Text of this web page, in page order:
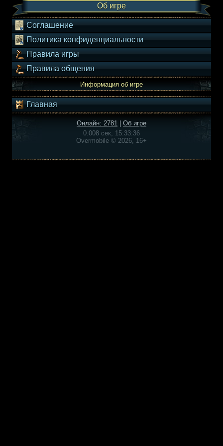
Об игре
Соглашение
Политика конфиденциальности
Правила игры
Правила общения
Информация об игре
Главная
Онлайн: 2781
Об игре
0.008 сек, 15:33:36
Overmobile © 2026, 16+